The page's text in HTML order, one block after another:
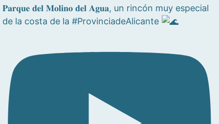
𝐏𝐚𝐫𝐪𝐮𝐞 𝐝𝐞𝐥 𝐌𝐨𝐥𝐢𝐧𝐨 𝐝𝐞𝐥 𝐀𝐠𝐮𝐚, un rincón muy especial
de la costa de la #ProvinciadeAlicante